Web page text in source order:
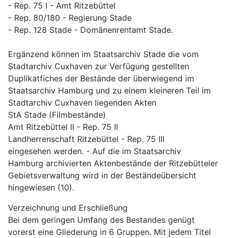
- Rep. 75 I - Amt Ritzebüttel
- Rep. 80/180 - Regierung Stade
- Rep. 128 Stade - Domänenrentamt Stade.
Ergänzend können im Staatsarchiv Stade die vom
Stadtarchiv Cuxhaven zur Verfügung gestellten
Duplikatfiches der Bestände der überwiegend im
Staatsarchiv Hamburg und zu einem kleineren Teil im
Stadtarchiv Cuxhaven liegenden Akten
StA Stade (Filmbestände)
Amt Ritzebüttel II - Rep. 75 II
Landherrenschaft Ritzebüttel - Rep. 75 III
eingesehen werden. - Auf die im Staatsarchiv
Hamburg archivierten Aktenbestände der Ritzebütteler
Gebietsverwaltung wird in der Beständeübersicht
hingewiesen (10).
Verzeichnung und Erschließung
Bei dem geringen Umfang des Bestandes genügt
vorerst eine Gliederung in 6 Gruppen. Mit jedem Titel